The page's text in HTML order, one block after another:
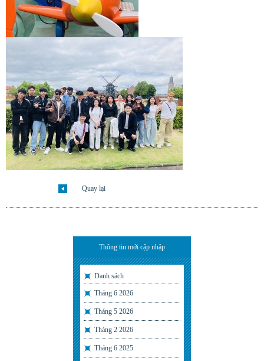
Thông tin mới cập nhập
Danh sách
Tháng 6 2026
Tháng 5 2026
Tháng 2 2026
Tháng 6 2025
Quay lại